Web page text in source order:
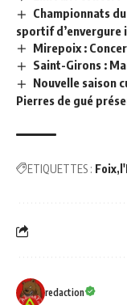
Championnats
sportif d’envergure
Mirepoix :
Saint-Girons :
Nouvelle saison
Pierres de gué
ETIQUETTES : Foix
redaction